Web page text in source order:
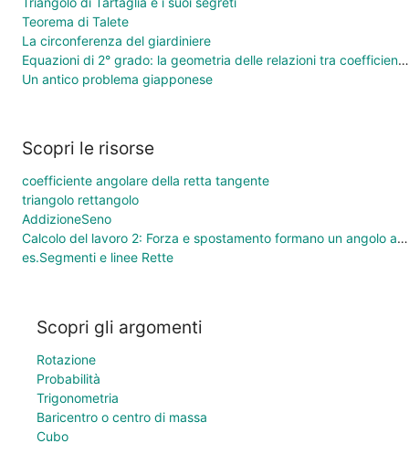
Teorema di Talete
La circonferenza del giardiniere
Equazioni di 2° grado: la geometria delle relazioni tra coefficienti e soluzioni
Un antico problema giapponese
Scopri le risorse
coefficiente angolare della retta tangente
triangolo rettangolo
AddizioneSeno
Calcolo del lavoro 2: Forza e spostamento formano un angolo acuto
es.Segmenti e linee Rette
Scopri gli argomenti
Rotazione
Probabilità
Trigonometria
Baricentro o centro di massa
Cubo